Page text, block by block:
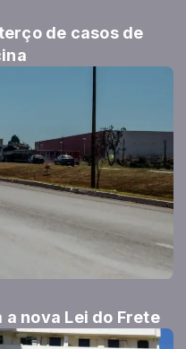
de casos de
a nova Lei do Frete